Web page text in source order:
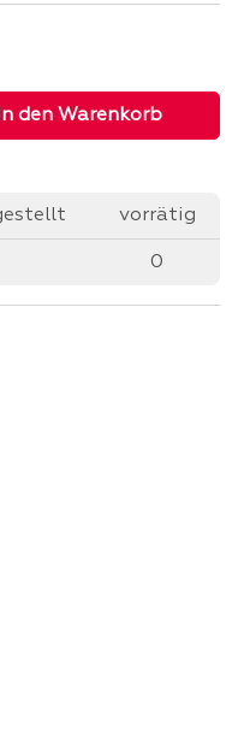
den Warenkorb
vorrätig
0